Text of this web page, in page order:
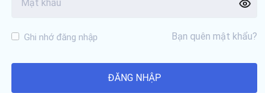
Ghi nhớ đăng nhập Bạn quên mật khẩu?